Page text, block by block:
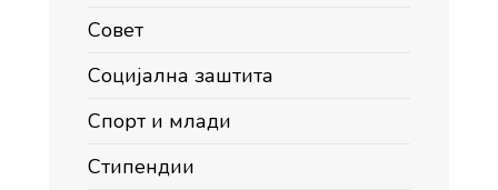
Совет
Социјална заштита
Спорт и млади
Стипендии